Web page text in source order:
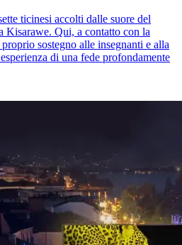
ticinesi accolti dalle suore del
Kisarawe. Qui, a contatto con la
sostegno alle insegnanti e alla
di una fede profondamente